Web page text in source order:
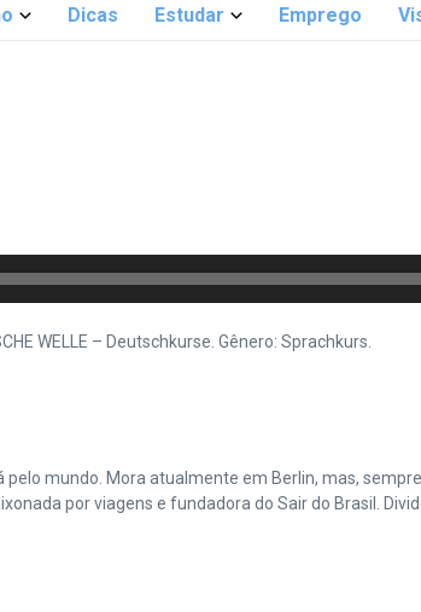
Dicas Estudar Emprego
WELLE – Deutschkurse. Gênero: Sprachkurs.
mundo. Mora atualmente em Berlin, mas,
por viagens e fundadora do Sair do Brasil.